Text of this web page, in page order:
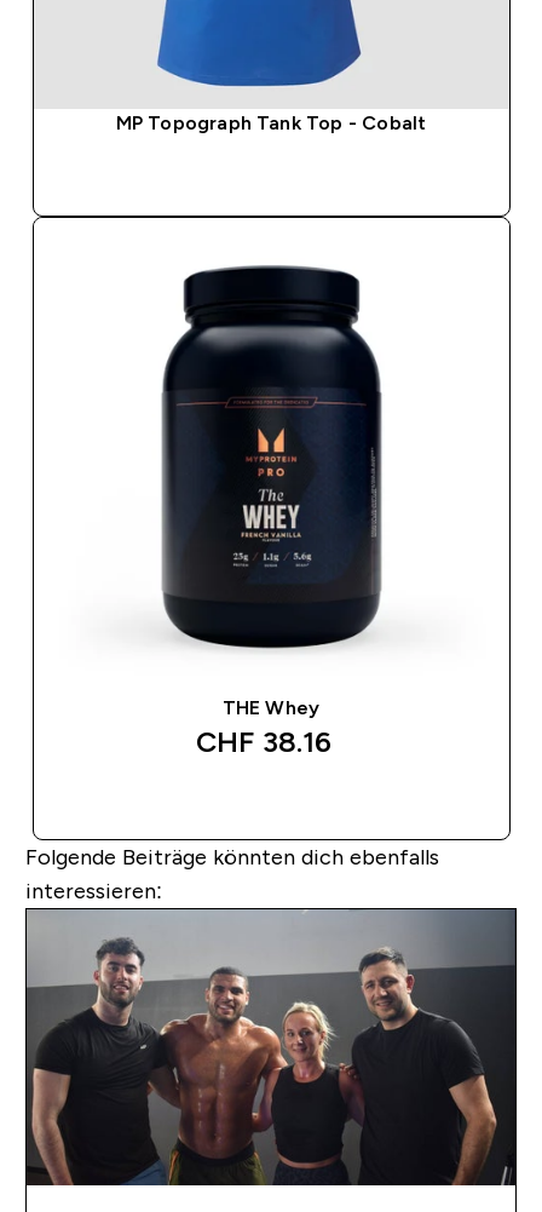
MP Topograph Tank Top - Cobalt
THE Whey
CHF 38.16‎
Folgende Beiträge könnten dich ebenfalls
interessieren: